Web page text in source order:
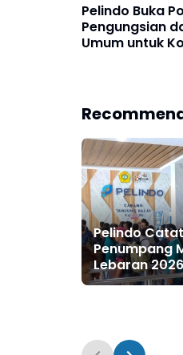
Pelindo Buka
Pengungsian
Umum untuk
Pelindo
Penumpang
Lebaran
Tanjung